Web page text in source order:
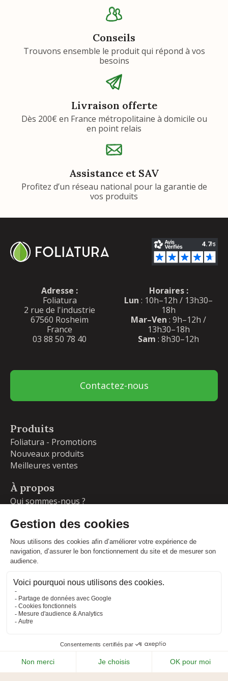
Conseils
Trouvons ensemble le produit qui répond à vos
besoins
Livraison offerte
Dès 200€ en France métropolitaine à domicile ou
en point relais
Assistance et SAV
Profitez d’un réseau national pour la garantie de
vos produits
Adresse :
Foliatura
2 rue de l'industrie
67560 Rosheim
France
03 88 50 78 40
Horaires :
Lun : 10h–12h / 13h30–
18h
Mar–Ven : 9h–12h /
13h30–18h
Sam : 8h30–12h
Contactez-nous
Produits
Foliatura - Promotions
Nouveaux produits
Meilleures ventes
À propos
Qui sommes-nous ?
Livraisons et retours
Blog
Votre compte
Commandes
Adresses
CONDITIONS GÉNÉRALES DE VENTE
POLITIQUE DE CONFIDENTIALITÉ
PLAN DU SITE